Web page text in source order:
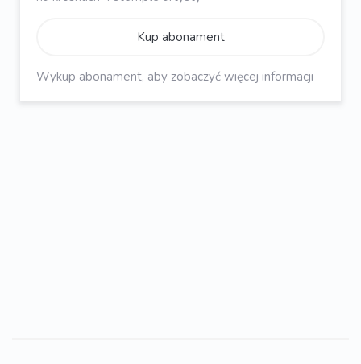
Kup abonament
Wykup abonament, aby zobaczyć więcej informacji